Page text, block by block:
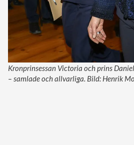
Kronprinsessan Victoria och prins
– samlade och allvarliga. Bild: Henrik